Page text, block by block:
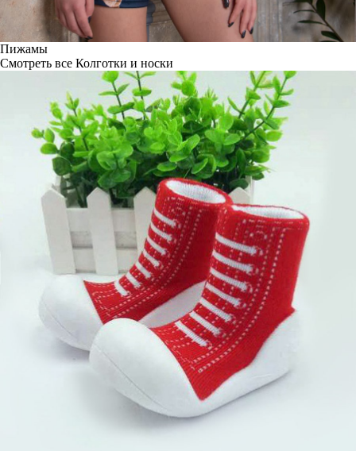
Пижамы
Смотреть все Колготки и носки